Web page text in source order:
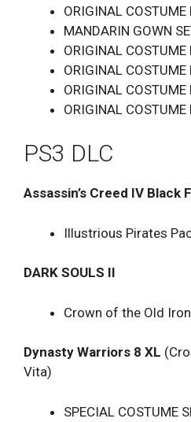
ORIGINAL
MANDARIN GOWN
ORIGINAL
ORIGINAL
ORIGINAL
ORIGINAL
PS3 DLC
Assassin’s Creed IV Black
Illustrious Pirates
DARK SOULS II
Crown of the Old
Dynasty Warriors 8 XL
Vita)
SPECIAL COSTUME